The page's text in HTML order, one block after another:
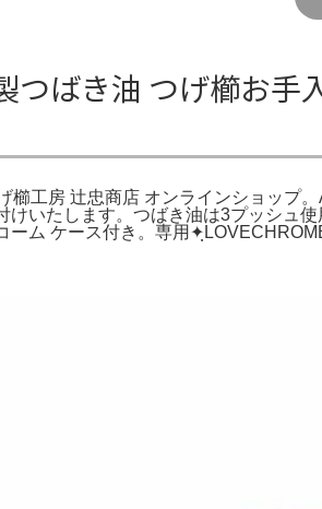
ばき油 つげ櫛お手
工房 辻忠商店 オンラインショップ
いたします。つばき油は3プッシュ
ム ケース付き。専用✦ฺ